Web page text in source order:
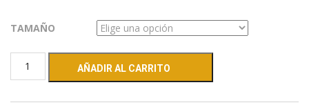
TAMAÑO
AÑADIR AL CARRITO